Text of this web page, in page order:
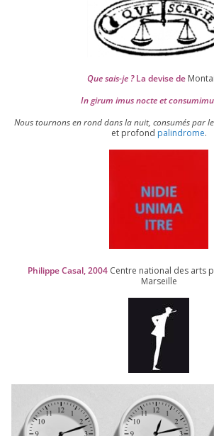
Que sais-je ?La devise de
In girum imus nocte et
Nous tour­nons en rond dans la nuit, consu­més par
et pro­fond palin­drome.
Philippe Casal,2004 Centre natio­nal des arts
Marseille